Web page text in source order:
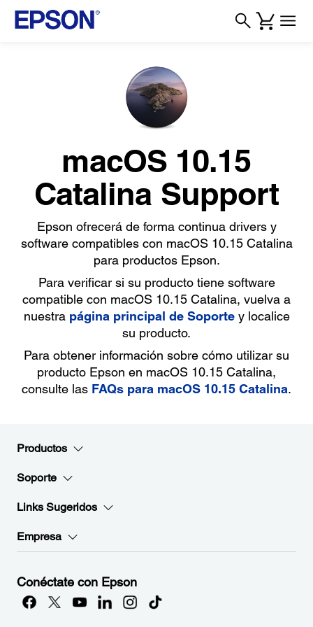
macOS 10.15
Catalina Support
Epson ofrecerá de forma continua drivers y
software compatibles con macOS 10.15 Catalina
para productos Epson.
Para verificar si su producto tiene software
compatible con macOS 10.15 Catalina, vuelva a
nuestra página principal de Soportey localice
su producto.
Para obtener información sobre cómo utilizar su
producto Epson en macOS 10.15 Catalina,
consulte las FAQs para macOS 10.15 Catalina.
Productos
Soporte
Links Sugeridos
Empresa
Conéctate con Epson